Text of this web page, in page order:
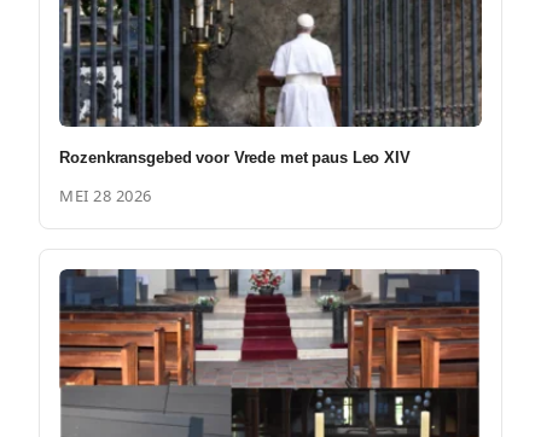
Rozenkransgebed voor Vrede met paus Leo XIV
MEI 28 2026